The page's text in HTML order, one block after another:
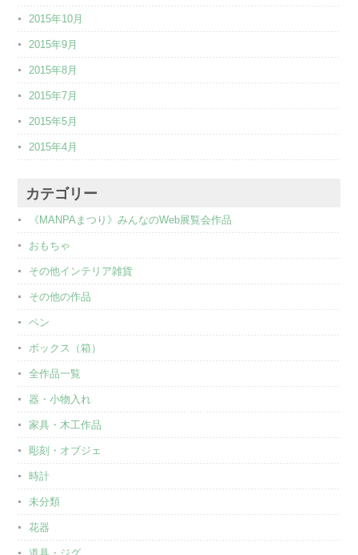
2015年10月
2015年9月
2015年8月
2015年7月
2015年5月
2015年4月
カテゴリー
《MANPAまつり》みんなのWeb展覧会作品
おもちゃ
その他インテリア雑貨
その他の作品
ペン
ボックス（箱）
全作品一覧
器・小物入れ
家具・木工作品
彫刻・オブジェ
時計
未分類
花器